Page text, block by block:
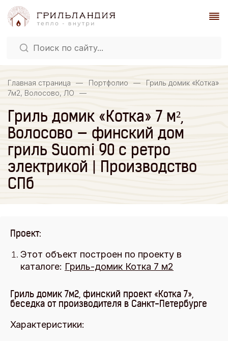
Главная страница — Портфолио —
Гриль домик «Котка»
7м2, Волосово, ЛО
—
Гриль домик «Котка» 7 м²,
Волосово — финский дом
гриль Suomi 90 с ретро
электрикой | Производство
СПб
Проект:
Этот объект построен по проекту в
каталоге: Гриль-домик Котка 7 м2
Гриль домик 7м2, финский проект «Котка 7»,
беседка от производителя в Санкт-Петербурге
Характеристики: